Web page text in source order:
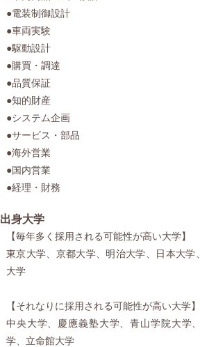
●電装制御設計
●車両実験
●駆動設計
●購買・調達
●品質保証
●知的財産
●システム企画
●サービス・部品
●海外営業
●国内営業
●経理・財務
出身大学
【毎年多く採用される可能性が高い大学】
東京大学、京都大学、明治大学、日本大学
大学
【それなりに採用される可能性が高い大学】
中央大学、慶應義塾大学、青山学院大学
学、立命館大学